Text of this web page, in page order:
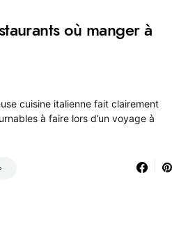
où manger à
cuisine italienne fait clairement
à faire lors d’un voyage à